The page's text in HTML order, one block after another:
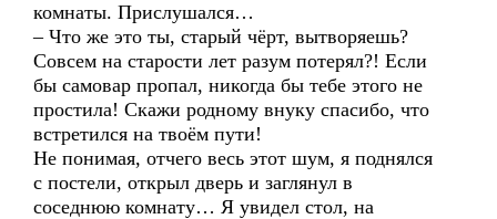
комнаты. Прислушался…
– Что же это ты, старый чёрт, вытворяешь?
Совсем на старости лет разум потерял?! Если
бы самовар пропал, никогда бы тебе этого не
простила! Скажи родному внуку спасибо, что
встретился на твоём пути!
Не понимая, отчего весь этот шум, я поднялся
с постели, открыл дверь и заглянул в
соседнюю комнату… Я увидел стол, на